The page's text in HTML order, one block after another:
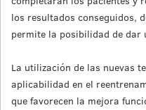
los resultados conseguidos,
permite la posibilidad de
La utilización de las nuevas
aplicabilidad en el
que favorecen la mejora